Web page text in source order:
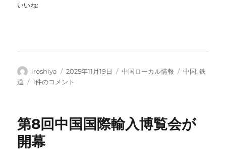
いいね:
投
稿
iroshiya
投
稿
2025年11月19日
カ
中国ローカル情報
タ
中国,鉄
道
高
ば
れ
る“旅
1件のコメント
第8回中国国際輸入博覧会が
開幕